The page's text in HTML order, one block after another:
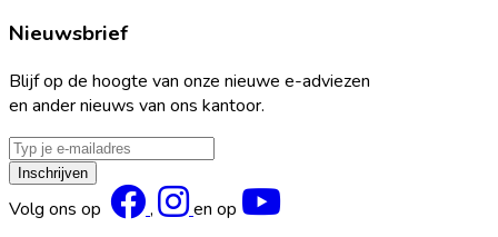
Nieuwsbrief
Blijf op de hoogte van onze nieuwe e-adviezen
en ander nieuws van ons kantoor.
E-
mailadres
Inschrijven
Volg ons op
Facebook
,
Instagram
en op
YouTube